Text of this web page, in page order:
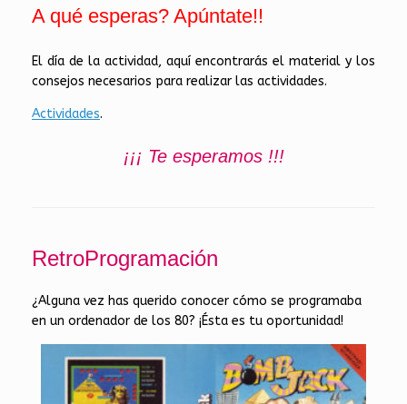
A qué esperas? Apúntate!!
El día de la actividad, aquí encontrarás el material y los
consejos necesarios para realizar las actividades.
Actividades.
¡¡¡ Te esperamos !!!
RetroProgramación
¿Alguna vez has querido conocer cómo se programaba
en un ordenador de los 80? ¡Ésta es tu oportunidad!